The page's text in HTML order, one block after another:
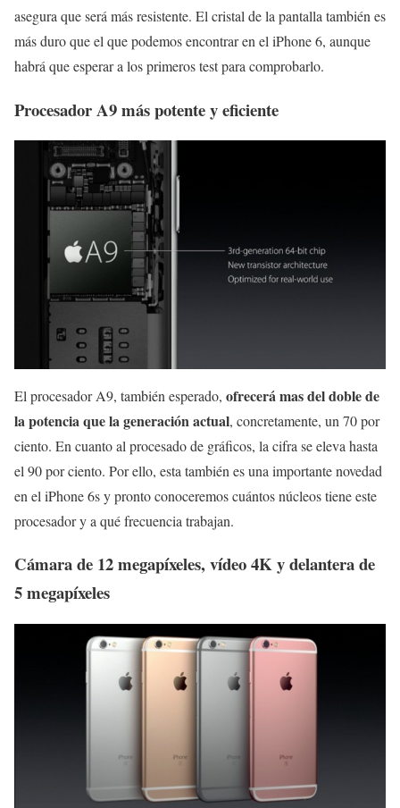
asegura que será más resistente. El cristal de la pantalla también es
más duro que el que podemos encontrar en el iPhone 6, aunque
habrá que esperar a los primeros test para comprobarlo.
Procesador A9 más potente y eficiente
El procesador A9, también esperado, ofrecerá mas del doble de
la potencia que la generación actual, concretamente, un 70 por
ciento. En cuanto al procesado de gráficos, la cifra se eleva hasta
el 90 por ciento. Por ello, esta también es una importante novedad
en el iPhone 6s y pronto conoceremos cuántos núcleos tiene este
procesador y a qué frecuencia trabajan.
Cámara de 12 megapíxeles, vídeo 4K y delantera de
5 megapíxeles